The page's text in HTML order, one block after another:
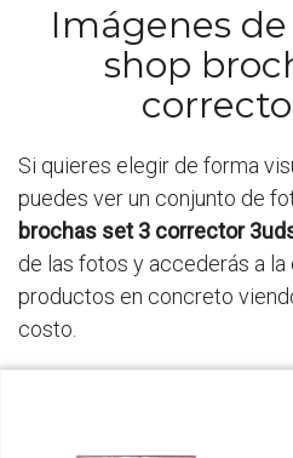
Imágenes
shop
Si quieres elegir de forma
puedes ver un conjunto de
brochas set 3 corrector
de las fotos y accederás a
productos en concreto
costo.